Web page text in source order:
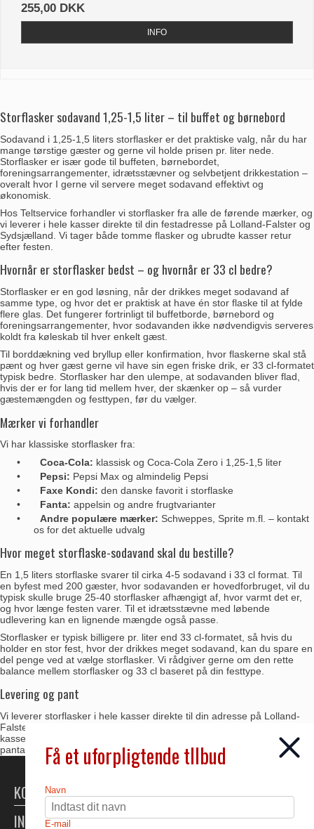
255,00 DKK
INFO
Storflasker sodavand 1,25-1,5 liter – til buffet og børnebord
Sodavand i 1,25-1,5 liters storflasker er det praktiske valg, når du har
mange tørstige gæster og gerne vil holde prisen pr. liter nede.
Storflasker er især gode til buffeten, børnebordet,
foreningsarrangementer, idrætsstævner og selvbetjent drikkestation –
overalt hvor I gerne vil servere meget sodavand effektivt og
økonomisk.
Hos Teltservice forhandler vi storflasker fra alle de førende mærker, og
vi leverer i hele kasser direkte til din festadresse på Lolland-Falster og
Sydsjælland. Vi tager både tomme flasker og ubrudte kasser retur
efter festen.
Hvornår er storflasker bedst – og hvornår er 33 cl bedre?
Storflasker er en god løsning, når der drikkes meget sodavand af
samme type, og hvor det er praktisk at have én stor flaske til at fylde
flere glas. Det fungerer fortrinligt til buffetborde, børnebord og
foreningsarrangementer, hvor sodavanden ikke nødvendigvis serveres
koldt fra køleskab til hver enkelt gæst.
Til borddækning ved bryllup eller konfirmation, hvor flaskerne skal stå
pænt og hver gæst gerne vil have sin egen friske drik, er 33 cl-formatet
typisk bedre. Storflasker har den ulempe, at sodavanden bliver flad,
hvis der er for lang tid mellem hver, der skænker op – så vurder
gæstemængden og festtypen, før du vælger.
Mærker vi forhandler
Vi har klassiske storflasker fra:
•
Coca-Cola: klassisk og Coca-Cola Zero i 1,25-1,5 liter
•
Pepsi: Pepsi Max og almindelig Pepsi
•
Faxe Kondi: den danske favorit i storflaske
•
Fanta: appelsin og andre frugtvarianter
•
Andre populære mærker: Schweppes, Sprite m.fl. – kontakt
os for det aktuelle udvalg
Hvor meget storflaske-sodavand skal du bestille?
En 1,5 liters storflaske svarer til cirka 4-5 sodavand i 33 cl format. Til
en byfest med 200 gæster, hvor sodavanden er hovedforbruget, vil du
typisk skulle bruge 25-40 storflasker afhængigt af, hvor varmt det er,
og hvor længe festen varer. Til et idrætsstævne med løbende
udlevering kan en lignende mængde også passe.
Storflasker er typisk billigere pr. liter end 33 cl-formatet, så hvis du
holder en stor fest, hvor der drikkes meget sodavand, kan du spare en
del penge ved at vælge storflasker. Vi rådgiver gerne om den rette
balance mellem storflasker og 33 cl baseret på din festtype.
Levering og pant
Vi leverer storflasker i hele kasser direkte til din adresse på Lolland-
Falster og Sydsjælland og tager både tomme flasker og ubrudte
kasser retur efter festen. Det fjerner besværet med at slæbe tilbage til
pantautomaten og giver dig panten retur uden ekstra arbejde.
KONTAKT
INFORMATION
Få et uforpligtende tllbud
Navn
E-mail